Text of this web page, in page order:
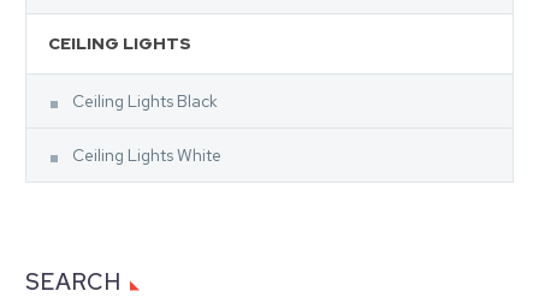
CEILING LIGHTS
Ceiling Lights Black
Ceiling Lights White
SEARCH